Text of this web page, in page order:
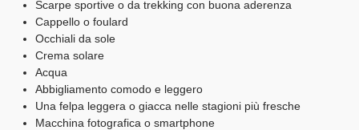
Scarpe sportive o da trekking con buona aderenza
Cappello o foulard
Occhiali da sole
Crema solare
Acqua
Abbigliamento comodo e leggero
Una felpa leggera o giacca nelle stagioni più fresche
Macchina fotografica o smartphone